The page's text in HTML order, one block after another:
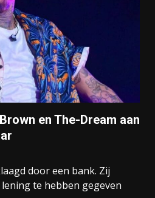
en The-Dream aan
door een bank. Zij
te hebben gegeven